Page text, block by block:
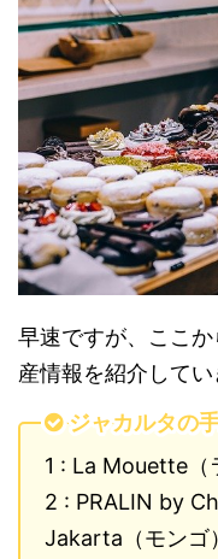
早速ですが、ここ
産情報を紹介してい
ジャカルタの
1 : La Mouette（
2 : PRALIN by
Jakarta（モンゴ